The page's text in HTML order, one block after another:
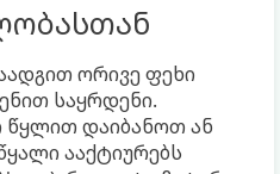
ორივე ფეხი
საყრდენი.
წყლით დაიბანოთ ან
ააქტიურებს